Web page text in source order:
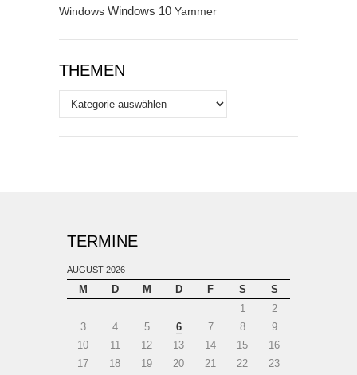
Windows Windows 10 Yammer
THEMEN
Themen
TERMINE
AUGUST 2026
M D M D F S
S
1
2
3
4 5 6 7 8
9
10
11 12 13 14 15
16
17
18 19 20 21 22 23